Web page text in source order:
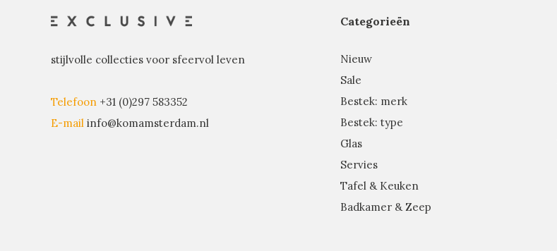
stijlvolle collecties voor sfeervol leven
Telefoon +31 (0)297 583352
E-mail info@komamsterdam.nl
Categorieën
Nieuw
Sale
Bestek: merk
Bestek: type
Glas
Servies
Tafel & Keuken
Badkamer & Zeep